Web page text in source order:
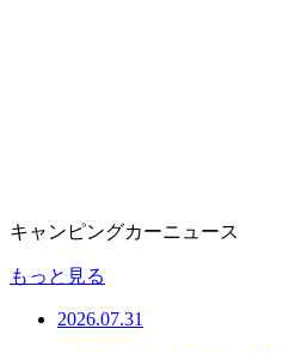
キャンピングカーニュース
もっと見る
2026.07.31